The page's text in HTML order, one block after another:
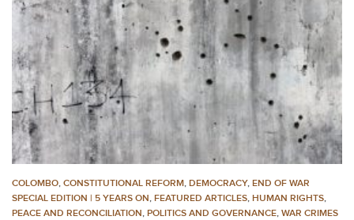
COLOMBO, CONSTITUTIONAL REFORM, DEMOCRACY, END OF WAR
SPECIAL EDITION | 5 YEARS ON, FEATURED ARTICLES, HUMAN RIGHTS,
PEACE AND RECONCILIATION, POLITICS AND GOVERNANCE, WAR CRIMES